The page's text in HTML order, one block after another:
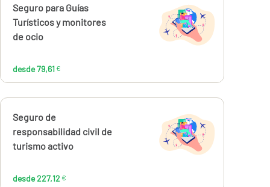
Calcúlalo ahora
Seguro para Guías
Turísticos y monitores
de ocio
desde 79,61 €
79,61€
Calcúlalo ahora
Seguro de
responsabilidad civil de
turismo activo
desde 227,12 €
227,12€